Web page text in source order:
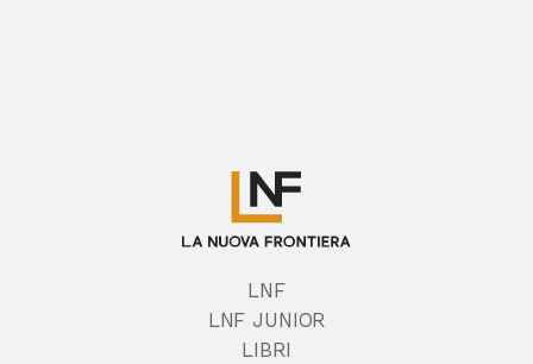
LNF
LNF JUNIOR
LIBRI